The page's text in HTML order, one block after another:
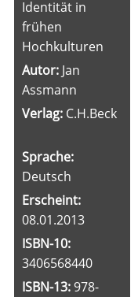
Identität in
frühen
Hochkulturen
Autor: Jan
Assmann
Verlag: C.H.Beck
Sprache:
Deutsch
Erscheint:
08.01.2013
ISBN-10:
3406568440
ISBN-13: 978-